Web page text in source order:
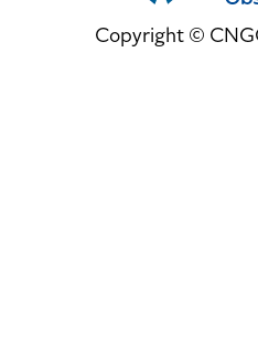
Copyright ©